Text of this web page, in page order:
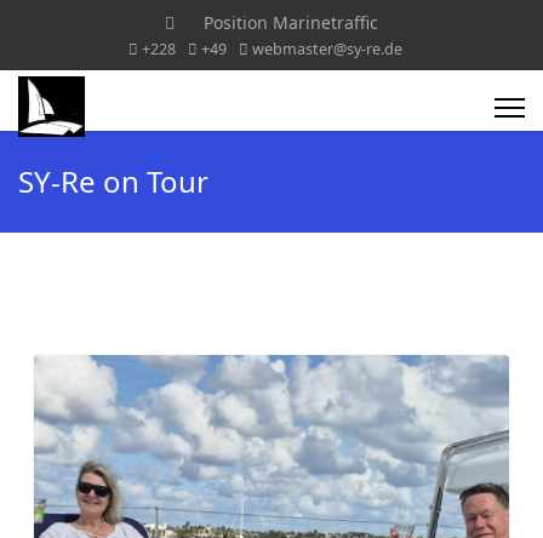
Position Marinetraffic
+228 +49 webmaster@sy-re.de
SY-Re on Tour